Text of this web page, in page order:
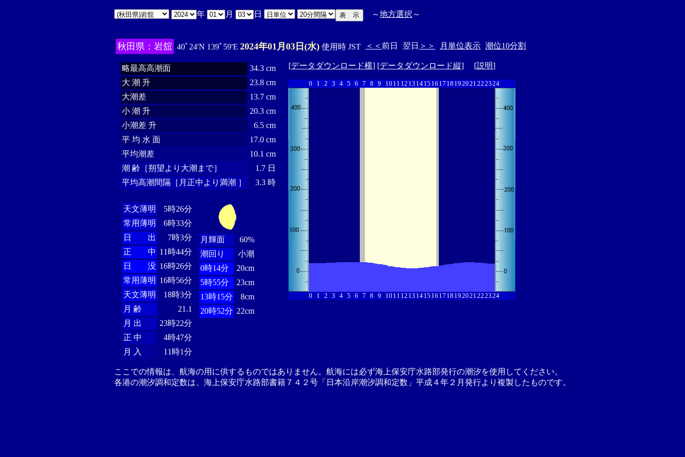
年 月 日 ～地方選択 ～
秋田県：岩舘 40ﾟ24'N 139ﾟ59'E 2024年01月03日(水) 使用時 JST ＜＜ 前日 翌日 ＞＞ 月単位表示 潮位10分割
略最高高潮面
34.3 cm
大 潮 升
23.8 cm
大潮差
13.7 cm
小 潮 升
20.3 cm
小潮差 升
6.5 cm
平 均 水 面
17.0 cm
平均潮差
10.1 cm
潮 齢［朔望より大潮まで］
1.7 日
平均高潮間隔［月正中より満潮 ］
3.3 時
天文薄明
5時26分
常用薄明
6時33分
日 出
7時3分
正 中 11時44分
日 没 16時26分
常用薄明 16時56分
天文薄明
18時3分
月 齢
21.1
月 出
23時22分
正 中
4時47分
月 入
11時1分
月輝面
60%
潮回り
小潮
0時14分
20cm
5時55分
23cm
13時15分
8cm
20時52分 22cm
[データダウンロード横] [データダウンロード縦] [説明]
0 1 2 3 4 5 6 7 8 9 10 11 12 13 1415 16 17 18 192021222324
0 1 2 3 4 5 6 7 8 9 10 11 12 13 1415 16 17 18 192021222324
ここでの情報は、航海の用に供するものではありません。航海には必ず海上保安庁水路部発行の潮汐を使用してください。
各港の潮汐調和定数は、海上保安庁水路部書籍７４２号「日本沿岸潮汐調和定数」平成４年２月発行より複製したものです。